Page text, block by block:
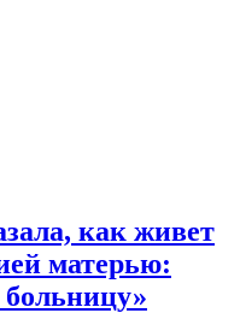
как живет
матерью:
больницу»